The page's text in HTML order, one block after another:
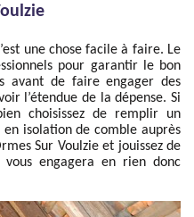
une chose facile à faire. Le
pour garantir le bon
avant de faire engager des
l’étendue de la dépense. Si
choisissez de remplir un
isolation de comble auprès
Sur Voulzie et jouissez de
engagera en rien donc